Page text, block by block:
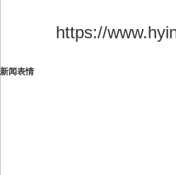
https://
新闻表情